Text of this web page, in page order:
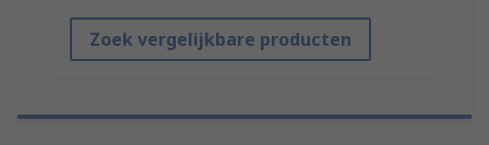
Zoek vergelijkbare producten